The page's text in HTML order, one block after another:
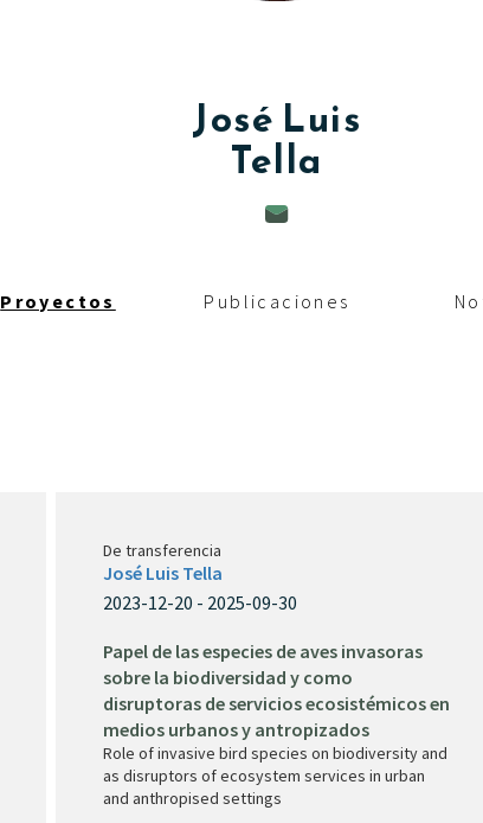
José Luis
Tella
Proyectos Publicaciones
De transferencia
José Luis Tella
2023-12-20 - 2025-09-30
Papel de las especies de aves invasoras
sobre la biodiversidad y como
disruptoras de servicios ecosistémicos en
medios urbanos y antropizados
Role of invasive bird species on biodiversity and
as disruptors of ecosystem services in urban
and anthropised settings